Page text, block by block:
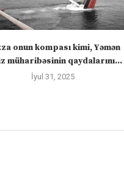
onun kompası kimi, Yəmən
müharibəsinin qaydalarını...
İyul 31, 2025